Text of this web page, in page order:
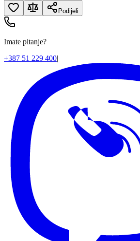
Podijeli
Imate pitanje?
+387 51 229 400|